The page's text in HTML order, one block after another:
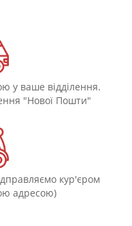
у ваше відділення.
"Нової Пошти"
кур'єром
адресою)